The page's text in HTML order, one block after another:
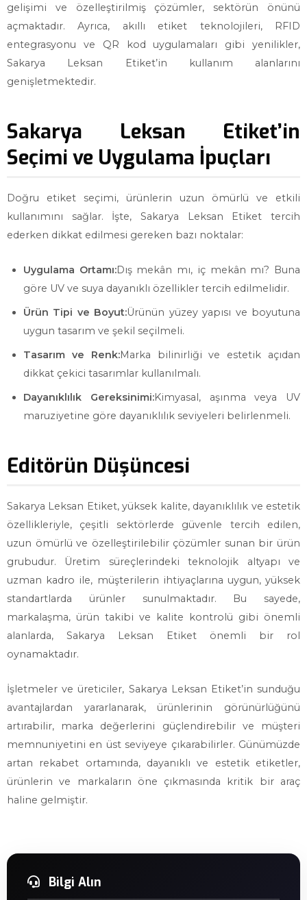
gelişimi ve özelleştirilmiş çözümler, sektörün önünü
açmaktadır. Ayrıca, akıllı etiket teknolojileri, RFID
entegrasyonu ve QR kod uygulamaları gibi yenilikler,
Sakarya Leksan Etiket’in kullanım alanlarını
genişletmektedir.
Sakarya Leksan Etiket’in
Seçimi ve Uygulama İpuçları
Doğru etiket seçimi, ürünlerin uzun ömürlü ve etkili
kullanımını sağlar. İşte, Sakarya Leksan Etiket tercih
ederken dikkat edilmesi gereken bazı noktalar:
Uygulama Ortamı:Dış mekân mı, iç mekân mı? Buna
göre UV ve suya dayanıklı özellikler tercih edilmelidir.
Ürün Tipi ve Boyut:Ürünün yüzey yapısı ve boyutuna
uygun tasarım ve şekil seçilmeli.
Tasarım ve Renk:Marka bilinirliği ve estetik açıdan
dikkat çekici tasarımlar kullanılmalı.
Dayanıklılık Gereksinimi:Kimyasal, aşınma veya UV
maruziyetine göre dayanıklılık seviyeleri belirlenmeli.
Editörün Düşüncesi
Sakarya Leksan Etiket, yüksek kalite, dayanıklılık ve estetik
özellikleriyle, çeşitli sektörlerde güvenle tercih edilen,
uzun ömürlü ve özelleştirilebilir çözümler sunan bir ürün
grubudur. Üretim süreçlerindeki teknolojik altyapı ve
uzman kadro ile, müşterilerin ihtiyaçlarına uygun, yüksek
standartlarda ürünler sunulmaktadır. Bu sayede,
markalaşma, ürün takibi ve kalite kontrolü gibi önemli
alanlarda, Sakarya Leksan Etiket önemli bir rol
oynamaktadır.
İşletmeler ve üreticiler, Sakarya Leksan Etiket’in sunduğu
avantajlardan yararlanarak, ürünlerinin görünürlüğünü
artırabilir, marka değerlerini güçlendirebilir ve müşteri
memnuniyetini en üst seviyeye çıkarabilirler. Günümüzde
artan rekabet ortamında, dayanıklı ve estetik etiketler,
ürünlerin ve markaların öne çıkmasında kritik bir araç
haline gelmiştir.
Bilgi Alın